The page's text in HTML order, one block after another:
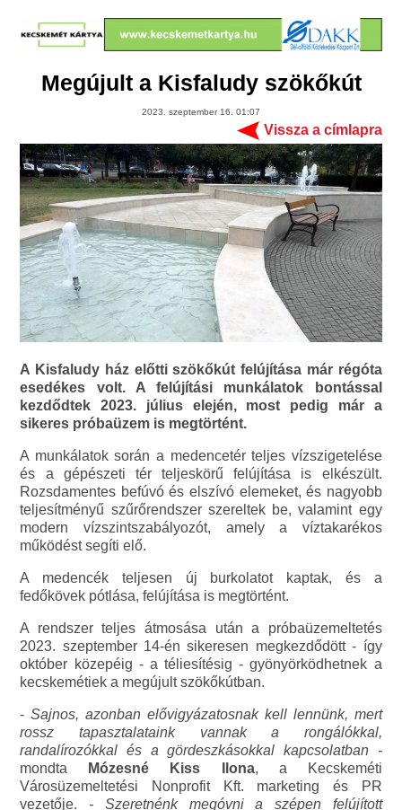
Megújult a Kisfaludy szökőkút
2023. szeptember 16. 01:07
Vissza a címlapra
A Kisfaludy ház előtti szökőkút felújítása már régóta
esedékes volt. A felújítási munkálatok bontással
kezdődtek 2023. július elején, most pedig már a
sikeres próbaüzem is megtörtént.
A munkálatok során a medencetér teljes vízszigetelése
és a gépészeti tér teljeskörű felújítása is elkészült.
Rozsdamentes befúvó és elszívó elemeket, és nagyobb
teljesítményű szűrőrendszer szereltek be, valamint egy
modern vízszintszabályozót, amely a víztakarékos
működést segíti elő.
A medencék teljesen új burkolatot kaptak, és a
fedőkövek pótlása, felújítása is megtörtént.
A rendszer teljes átmosása után a próbaüzemeltetés
2023. szeptember 14-én sikeresen megkezdődött - így
október közepéig - a téliesítésig - gyönyörködhetnek a
kecskemétiek a megújult szökőkútban.
-Sajnos, azonban elővigyázatosnak kell lennünk, mert
rossz tapasztalataink vannak a rongálókkal,
randalírozókkal és a gördeszkásokkal kapcsolatban -
mondta
Mózesné Kiss Ilona, a Kecskeméti
Városüzemeltetési Nonprofit Kft. marketing és PR
vezetője. - Szeretnénk megóvni a szépen felújított